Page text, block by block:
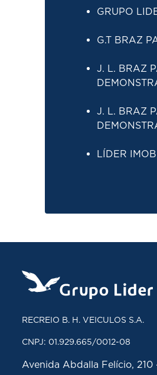
GRUPO
G.T BRAZ
J. L. BRAZ
J. L. BRAZ
LÍDER
RECREIO B. H. VEICULOS S.A.
CNPJ: 01.929.665/0012-08
Avenida Abdalla Felício, 210